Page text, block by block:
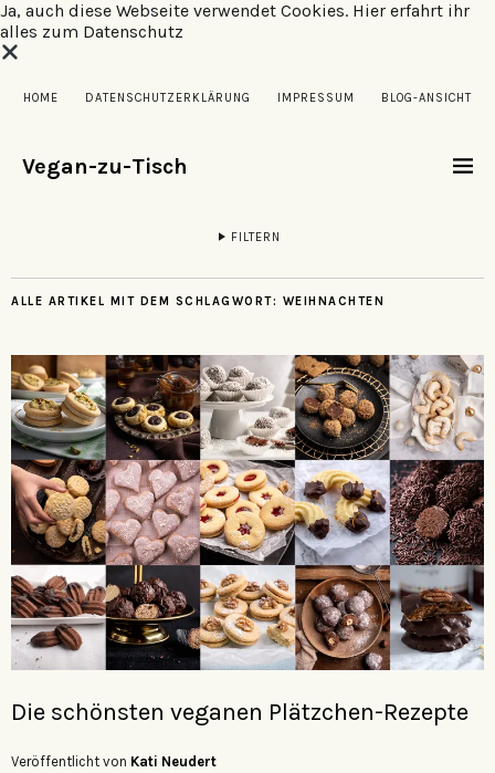
Ja, auch diese Webseite verwendet Cookies. Hier erfahrt ihr
alles zum Datenschutz
HOME DATENSCHUTZERKLÄRUNG IMPRESSUM BLOG-ANSICHT
Vegan-zu-Tisch
FILTERN
ALLE ARTIKEL MIT DEM SCHLAGWORT: WEIHNACHTEN
Die schönsten veganen Plätzchen-Rezepte
Veröffentlicht von Kati Neudert